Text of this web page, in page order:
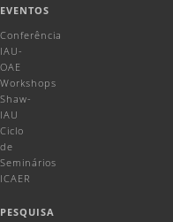
EVENTOS
Conferência
IAU-
OAE
Workshops
Shaw-
IAU
Ciclo
de
Seminários
ICAER
PESQUISA